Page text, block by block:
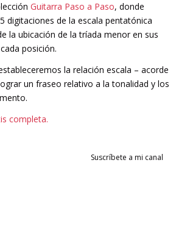
Guitarra Paso a Paso, donde
digitaciones de la escala pentatónica
la ubicación de la tríada menor en sus
posición.
la relación escala – acorde
un fraseo relativo a la tonalidad y los
completa.
Suscríbete a mi canal